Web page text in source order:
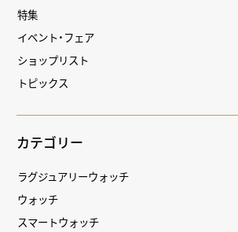
特集
イベント・フェア
ショップリスト
トピックス
カテゴリー
ラグジュアリーウォッチ
ウォッチ
スマートウォッチ